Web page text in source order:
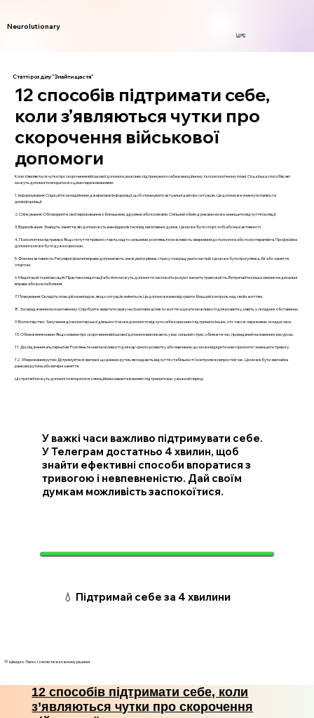
Neurolutionary
Login
Статті розділу "Знайти щастя"
12 способів підтримати себе,
коли з’являються чутки про
скорочення військової
допомоги
Коли з’являються чутки про скорочення військової допомоги, важливо підтримувати себе в емоційному та психологічному плані. Ось кілька способів, які
можуть допомогти впоратися з цими переживаннями:
1. Інформування: Слідкуйте за надійними джерелами інформації, щоб отримувати актуальні дані про ситуацію. Це допоможе уникнути паніки та
дезінформації.
2. Спілкування: Обговорюйте свої переживання з близькими, друзями або колегами. Спільний обмін думками може зменшити відчуття ізоляції.
3. Відволікання: Знайдіть заняття, які допоможуть вам відволіктися від негативних думок. Це може бути спорт, хобі або інші активності.
4. Психологічна підтримка: Якщо почуття тривоги стають надто сильними, розгляньте можливість звернення до психолога або психотерапевта. Професійна
допомога може бути дуже корисною.
5. Фізична активність: Регулярні фізичні вправи допомагають знижувати рівень стресу і покращувати настрій. Це може бути прогулянка, біг або заняття
спортом.
6. Медитація та релаксація: Практики медитації або йоги можуть допомогти заспокоїти розум і знизити тривожність. Витрачайте кілька хвилин на дихальні
вправи або розслаблення.
7. Планування: Складіть план дій на випадок, якщо ситуація зміниться. Це допоможе вам відчувати більший контроль над своїм життям.
8. Зосередження на позитивному: Спробуйте звертати увагу на позитивні аспекти життя і шукати можливості для розвитку, навіть у складних обставинах.
9. Волонтерство: Залучення до волонтерської діяльності може допомогти відчути себе корисним і підтримати інших, хто також переживає складні часи.
10. Обмеження новин: Якщо новини про скорочення військової допомоги викликають у вас сильний стрес, обмежте час, проведений на новинних ресурсах.
11. Дослідження альтернатив: Розгляньте нові можливості для кар'єрного розвитку або навчання, що може відкрити нові горизонти і зменшити тривогу.
12. Збереження рутин: Дотримуйтеся звичних щоденних рутин, які надають відчуття стабільності і контролю в непростий час. Це може бути звичайна
ранкова рутина або вечірні заняття.
Ці стратегії можуть допомогти впоратися з емоційним навантаженням і підтримати вас у важкий період.
У важкі часи важливо підтримувати себе.
У Телеграм достатньо 4 хвилин, щоб
знайти ефективні способи впоратися з
тривогою і невпевненістю. Дай своїм
думкам можливість заспокоїтися.
💧 Підтримай себе за 4 хвилини
💛 Швидко. Легко. І з ясністю в кожному рішенні.
12 способів підтримати себе, коли
з’являються чутки про скорочення